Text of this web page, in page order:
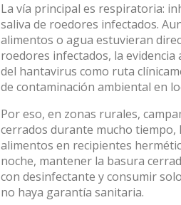
La vía principal es respiratoria:
saliva de roedores infectados.
alimentos o agua estuvieran
roedores infectados, la
del hantavirus como ruta
de contaminación ambiental en
Por eso, en zonas rurales,
cerrados durante mucho tiempo,
alimentos en recipientes
noche, mantener la basura
con desinfectante y consumir
no haya garantía sanitaria.